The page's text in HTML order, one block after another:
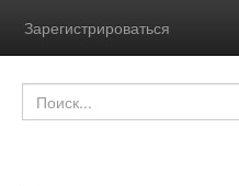
Зарегистрироваться